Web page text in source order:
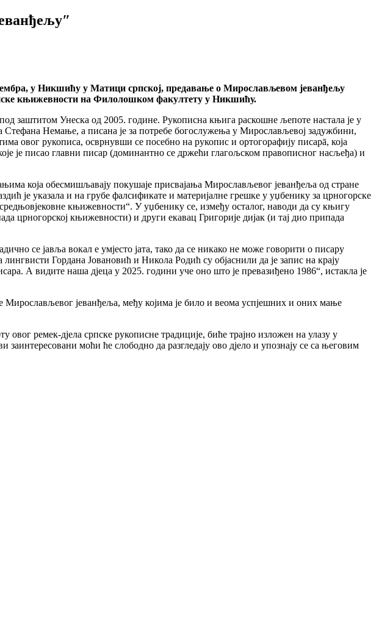
у Никшићу у Матици српској, предавање о Мирослављевом јеванђељу
књижевности на Филолошком факултету у Никшићу.
заштитом Унеска од 2005. године. Рукописна књига раскошне љепоте настала је у
Немање, а писана је за потребе богослужења у Мирослављевој задужбини,
овог рукописа, осврнувши се посебно на рукопис и ортогорафију писарā, која
је писао главни писар (доминантно се држећи глагољском правописног насљеђа) и
која обесмишљавају покушаје присвајања Мирослављевог јеванђеља од стране
је указала и на грубе фалсификате и материјалне грешке у уџбенику за црногорске
књижевности“. У уџбенику се, између осталог, наводи да су књигу
црногорској књижевности) и други екавац Григорије дијак (и тај дио припада
се јавља вокал е умјесто јата, тако да се никако не може говорити о писару
Гордана Јовановић и Никола Родић су објаснили да је запис на крају
А видите наша дјеца у 2025. години уче оно што је превазиђено 1986“, истакла је
Мирослављевог јеванђеља, међу којима је било и веома успјешних и оних мање
ремек-дјела српске рукописне традиције, биће трајно изложен на улазу у
моћи ће слободно да разгледају ово дјело и упознају се са његовим